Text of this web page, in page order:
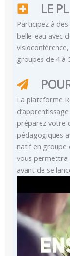
LE
Participez à
belle-eau avec
groupes de 4 à
La plateforme
préparez votre
pédagogiques
natif en groupe
vous permettra
avant de se